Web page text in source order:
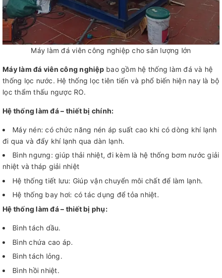
Máy làm đá viên công nghiệp cho sản lượng lớn
Máy làm đá viên công nghiệpbao gồm hệ thống làm đá và hệ
thống lọc nước. Hệ thống lọc tiên tiến và phổ biến hiện nay là bộ
lọc thẩm thấu ngược RO.
Hệ thống làm đá – thiết bị chính:
Máy nén: có chức năng nén áp suất cao khi có dòng khí lạnh
đi qua và đẩy khí lạnh qua dàn lạnh.
Bình ngưng: giúp thải nhiệt, đi kèm là hệ thống bơm nước giải
nhiệt và tháp giải nhiệt
Hệ thống tiết lưu: Giúp vận chuyển môi chất để làm lạnh.
Hệ thống bay hơi: có tác dụng để tỏa nhiệt.
Hệ thống làm đá – thiết bị phụ:
Bình tách dầu.
Bình chứa cao áp.
Bình tách lỏng.
Bình hồi nhiệt.